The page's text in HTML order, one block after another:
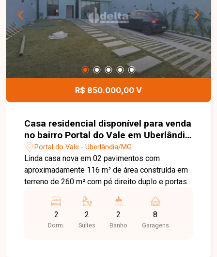
R$ 850.000,00 V
Casa residencial disponível para venda
no bairro Portal do Vale em Uberlândia
- MG.Portal do Vale - Uberlândia/MG
Linda casa nova em 02 pavimentos com
aproximadamente 116 m² de área construída em
terreno de 260 m² com pé direito duplo e portas
automação em iluminação através de celular e
Alexa. Possui ambientes integrados sala de TV,
sala de jantar e cozinha americana com armários
2
Dorm.
2
Suítes
2
Banho
8
Garagens